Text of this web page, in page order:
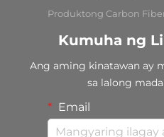
Produktong Carbon
Kumuha ng
Ang aming kinatawan ay
sa lalong
Email